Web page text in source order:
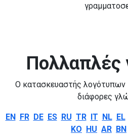
Πολλαπλές
Ο κατασκευαστής λογότυπων
διάφορες
EN FR DE ES RU TR IT NL EL
KO HU AR BN